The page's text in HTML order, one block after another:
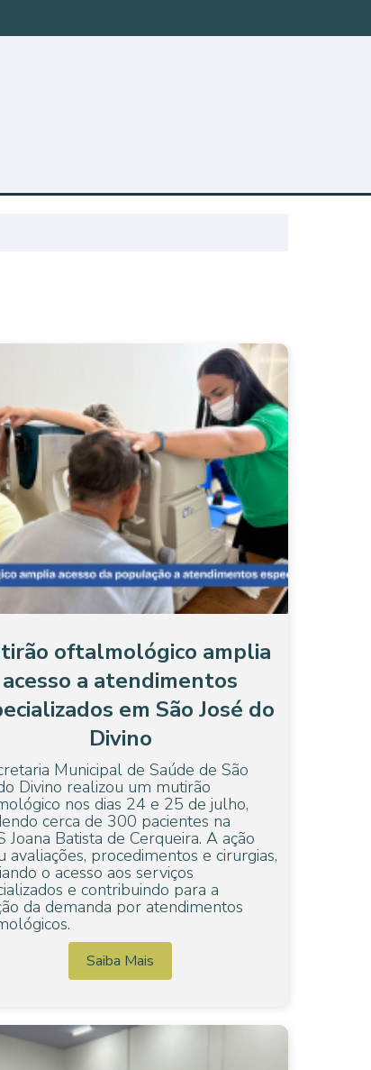
oftalmológico amplia
acesso a atendimentos
em São José do
Divino
Municipal de Saúde de São
Divino realizou um mutirão
nos dias 24 e 25 de julho,
cerca de 300 pacientes na
Joana Batista de Cerqueira. A ação
avaliações, procedimentos e cirurgias,
o acesso aos serviços
e contribuindo para a
da demanda por atendimentos
Saiba Mais